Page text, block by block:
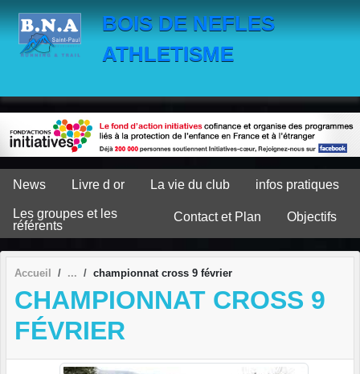
BOIS DE NEFLES
ATHLETISME
News Livre d or La vie du club infos pratiques
Les groupes et les
référents
Contact et Plan Objectifs
Accueil championnat cross 9 février
CHAMPIONNAT CROSS 9
FÉVRIER